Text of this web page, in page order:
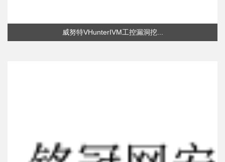
威努特VHunterIVM工控漏洞挖...